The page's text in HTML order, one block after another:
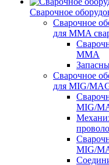
Сварочное
Сварочное
для MMA
MMA
Сварочное
для MIG/
MIG/
MIG/